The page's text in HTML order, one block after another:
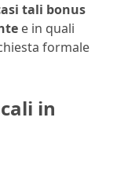
tali bonus
e in quali
formale
in